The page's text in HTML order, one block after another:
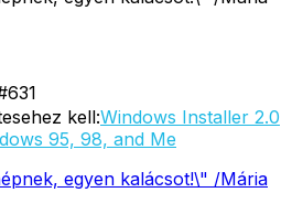
631
kell:Windows Installer 2.0
95, 98, and Me
egyen kalácsot!\" /Mária